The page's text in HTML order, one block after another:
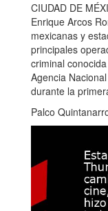
CIUDAD DE
Enrique Arcos
mexicanas y
principales
criminal
Agencia
durante la
Palco